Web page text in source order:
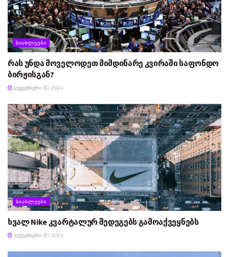
ᲡᲘᲐᲮᲚᲔᲔᲑᲘ
რას უნდა მოველოდეთ მიმდინარე კვირაში საფონდო
ბირჟისგან?
ᲡᲔᲥᲢᲔᲛᲑᲔᲠᲘ 30, 2024
ᲡᲘᲐᲮᲚᲔᲔᲑᲘ
ხვალ Nike კვარტალურ შედეგებს გამოაქვეყნებს
ᲡᲔᲥᲢᲔᲛᲑᲔᲠᲘ 30, 2024